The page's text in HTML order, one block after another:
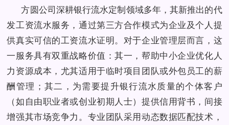
方圆公司深耕银行流水定制领域多年，其新推出的代
发工资流水服务，通过第三方合作模式为企业及个人提
供真实可信的工资流水证明。对于企业管理层而言，这
一服务具有双重战略价值：其一，帮助中小企业优化人
力资源成本，尤其适用于临时项目团队或外包员工的薪
酬管理；其二，为需要提升银行流水质量的个体客户
（如自由职业者或创业初期人士）提供信用背书，间接
增强其市场竞争力。专业团队采用动态数据匹配技术，